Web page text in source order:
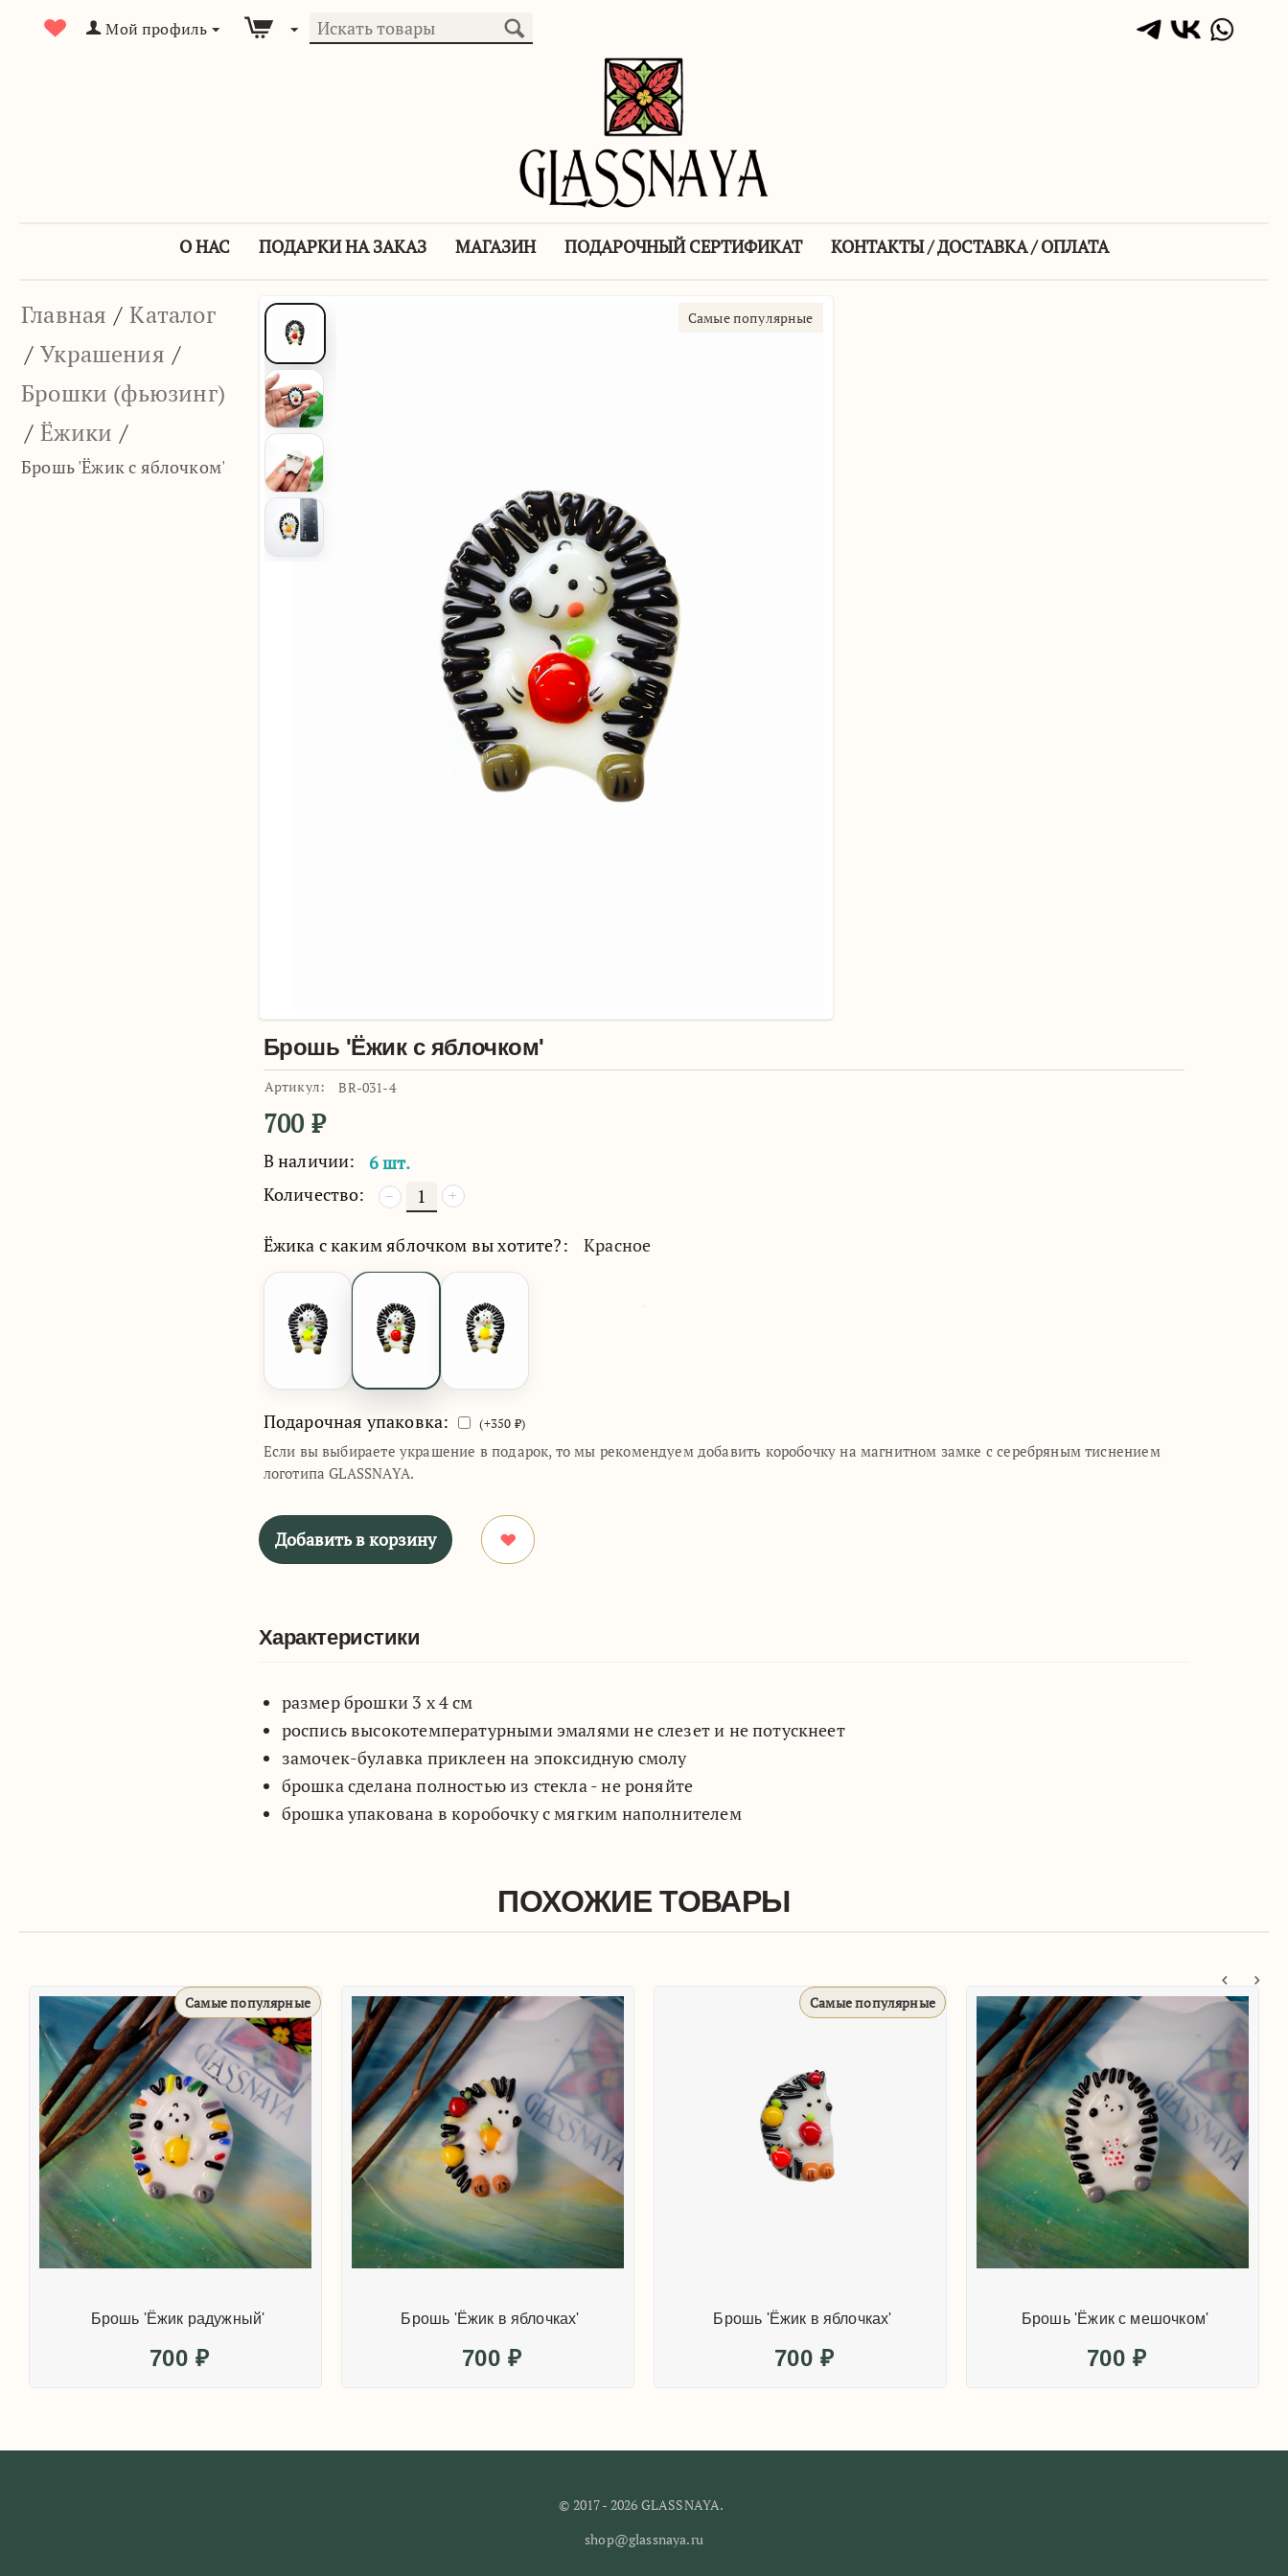
Мой профиль
О НАС ПОДАРКИ НА ЗАКАЗ МАГАЗИН ПОДАРОЧНЫЙ СЕРТИФИКАТ КОНТАКТЫ / ДОСТАВКА / ОПЛАТА
Главная / Каталог
/ Украшения /
Брошки (фьюзинг)
/ Ёжики /
Брошь 'Ёжик с яблочком'
Самые популярные
Брошь 'Ёжик с яблочком'
Артикул: BR-031-4
700 ₽
В наличии:
6 шт.
Количество:
+
−
Ёжика с каким яблочком вы хотите?: Красное
Подарочная упаковка: (+350 ₽)
Если вы выбираете украшение в подарок, то мы рекомендуем добавить коробочку на магнитном замке с серебряным тиснением
логотипа GLASSNAYA.
Добавить в корзину
Характеристики
размер брошки 3 х 4 см
роспись высокотемпературными эмалями не слезет и не потускнеет
замочек-булавка приклеен на эпоксидную смолу
брошка сделана полностью из стекла - не роняйте
брошка упакована в коробочку с мягким наполнителем
ПОХОЖИЕ ТОВАРЫ
Самые популярные
Брошь 'Ёжик радужный'
700 ₽
Брошь 'Ёжик в яблочках'
700 ₽
Самые популярные
Брошь 'Ёжик в яблочках'
700 ₽
Брошь 'Ёжик с мешочком'
700 ₽
© 2017 - 2026 GLASSNAYA.
shop@glassnaya.ru